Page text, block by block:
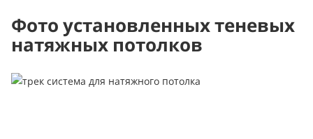
Фото установленных теневых
натяжных потолков